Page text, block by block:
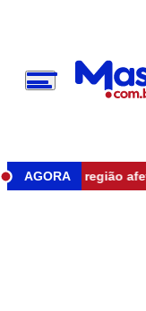
AGORA
veja região afetada